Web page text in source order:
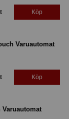
Köp
Varuautomat
Köp
Varuautomat